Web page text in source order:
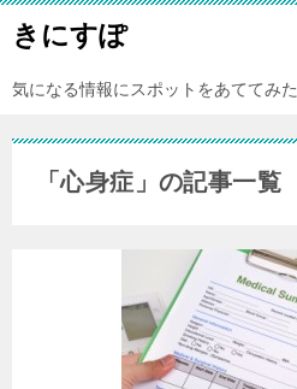
きにすぽ
気になる情報にスポットをあててみた
「心身症」の記事一覧